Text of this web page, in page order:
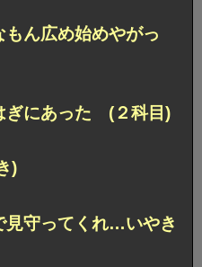
ん広め始めやがっ
ぎにあった (２科目)
)
見守ってくれ…いやき